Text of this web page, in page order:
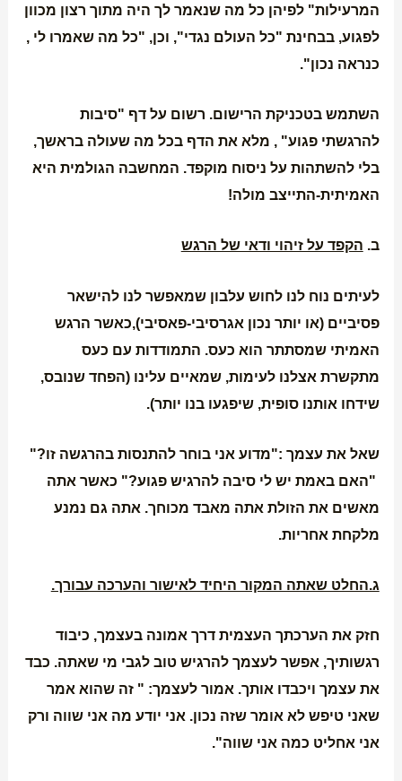
המרעילות" לפיהן כל מה שנאמר לך היה מתוך רצון מכוון
לפגוע, בבחינת "כל העולם נגדי", וכן, "כל מה שאמרו לי ,
כנראה נכון".
השתמש בטכניקת הרישום. רשום על דף "סיבות
להרגשתי פגוע" , מלא את הדף בכל מה שעולה בראשך,
בלי להשתהות על ניסוח מוקפד. המחשבה הגולמית היא
האמיתית-התייצב מולה!
ב. הקפד על זיהוי ודאי של הרגש
לעיתים נוח לנו לחוש עלבון שמאפשר לנו להישאר
פסיביים (או יותר נכון אגרסיבי-פאסיבי),כאשר הרגש
האמיתי שמסתתר הוא כעס. התמודדות עם כעס
מתקשרת אצלנו לעימות, שמאיים עלינו (הפחד שנובס,
שידחו אותנו סופית, שיפגעו בנו יותר).
שאל את עצמך :"מדוע אני בוחר להתנסות בהרגשה זו?"
"האם באמת יש לי סיבה להרגיש פגוע?" כאשר אתה
מאשים את הזולת אתה מאבד מכוחך. אתה גם נמנע
מלקחת אחריות.
ג.החלט שאתה המקור היחיד לאישור והערכה עבורך.
חזק את הערכתך העצמית דרך אמונה בעצמך, כיבוד
רגשותיך, אפשר לעצמך להרגיש טוב לגבי מי שאתה. כבד
את עצמך ויכבדו אותך. אמור לעצמך: " זה שהוא אמר
שאני טיפש לא אומר שזה נכון. אני יודע מה אני שווה ורק
אני אחליט כמה אני שווה".